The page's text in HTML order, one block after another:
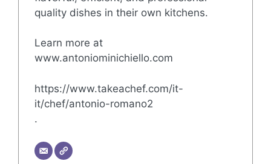
quality dishes in their own kitchens.
Learn more at
www.antoniominichiello.com
https://www.takeachef.com/it-
it/chef/antonio-romano2
.